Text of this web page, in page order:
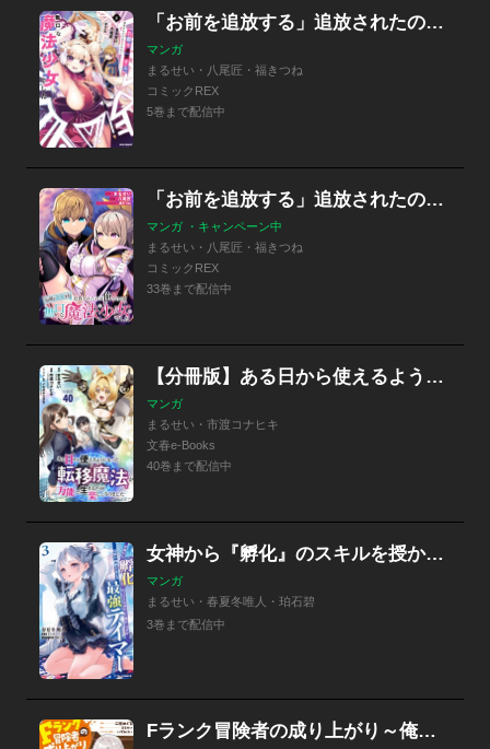
「お前を追放する」追放されたのは俺ではなく無口な魔法少女でした
マンガ
まるせい・八尾匠・福きつね
コミックREX
5巻まで配信中
「お前を追放する」追放されたのは俺ではなく無口な魔法少女でした 【連載版】
マンガ ・キャンペーン中
まるせい・八尾匠・福きつね
コミックREX
33巻まで配信中
【分冊版】ある日から使えるようになった転移魔法が万能で生きるのが楽しくなりました
マンガ
まるせい・市渡コナヒキ
文春e-Books
40巻まで配信中
女神から『孵化』のスキルを授かった俺が、なぜか幻獣や神獣を従える最強テイマーになるまで
マンガ
まるせい・春夏冬唯人・珀石碧
3巻まで配信中
Fランク冒険者の成り上がり～俺だけができる《ステータス操作》で最強へと至る～（コミック）